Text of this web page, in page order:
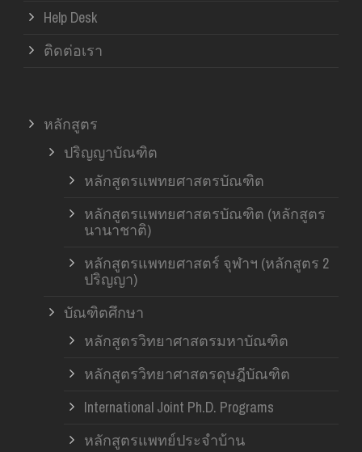
Help Desk
ติดต่อเรา
หลักสูตร
ปริญญาบัณฑิต
หลักสูตรแพทยศาสตรบัณฑิต
หลักสูตรแพทยศาสตรบัณฑิต (หลักสูตร
นานาชาติ)
หลักสูตรแพทยศาสตร์ จุฬาฯ (หลักสูตร 2
ปริญญา)
บัณฑิตศึกษา
หลักสูตรวิทยาศาสตรมหาบัณฑิต
หลักสูตรวิทยาศาสตรดุษฎีบัณฑิต
International Joint Ph.D. Programs
หลักสูตรแพทย์ประจำบ้าน